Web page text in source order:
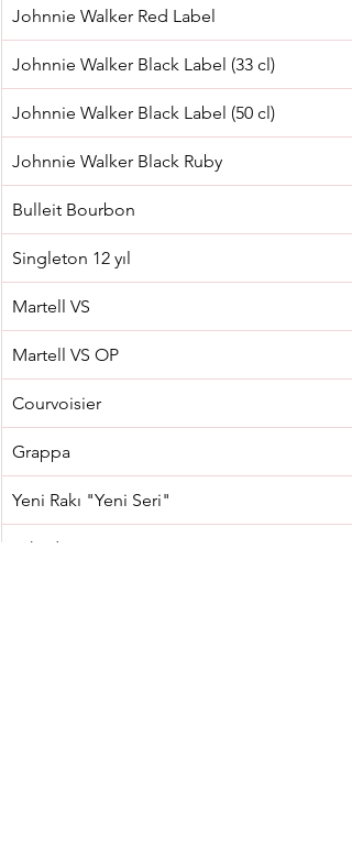
Johnnie Walker Red Label
Johnnie Walker Black Label (33 cl)
Johnnie Walker Black Label (50 cl)
Johnnie Walker Black Ruby
Bulleit Bourbon
Singleton 12 yıl
Martell VS
Martell VS OP
Courvoisier
Grappa
Yeni Rakı "Yeni Seri"
Tekirdağ